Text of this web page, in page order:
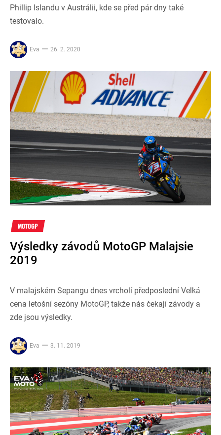
Phillip Islandu v Austrálii, kde se před pár dny také
testovalo.
Eva 26. 2. 2020
MOTOGP
Výsledky závodů MotoGP Malajsie
2019
V malajském Sepangu dnes vrcholí předposlední Velká
cena letošní sezóny MotoGP, takže nás čekají závody a
zde jsou výsledky.
Eva 3. 11. 2019